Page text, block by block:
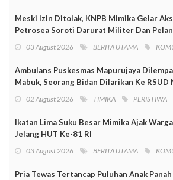
Meski Izin Ditolak, KNPB Mimika Gelar
Petrosea Soroti Darurat Militer Dan
03 August 2026 BERITA UTAMA
Ambulans Puskesmas Mapurujaya
Mabuk, Seorang Bidan Dilarikan Ke RSUD
02 August 2026 TIMIKA PERISTIWA
Ikatan Lima Suku Besar Mimika Ajak
Jelang HUT Ke-81 RI
03 August 2026 BERITA UTAMA
Pria Tewas Tertancap Puluhan Anak